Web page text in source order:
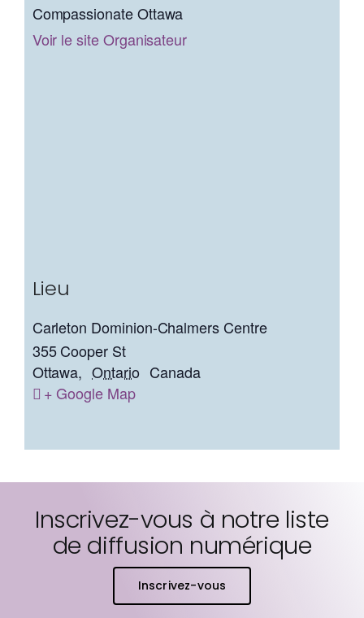
Compassionate Ottawa
Voir le site Organisateur
Lieu
Carleton Dominion-Chalmers Centre
355 Cooper St
Ottawa, Ontario Canada
+ Google Map
Inscrivez-vous à notre liste
de diffusion numérique
Inscrivez-vous